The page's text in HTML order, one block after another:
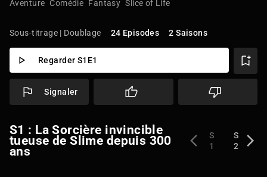
Aventure Comédie Fantasy Slice of Life
Sous-titrage | Doublage 24 Episodes 2 Saisons
Regarder S1E1
Signaler
S1 : La Sorcière invincible
tueuse de Slime depuis 300
ans
S
1
S
2